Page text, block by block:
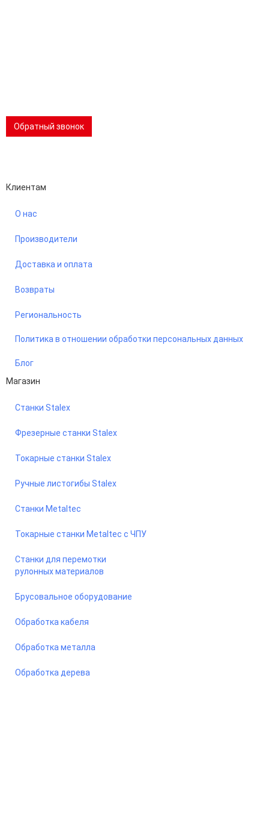
Обратный звонок
Клиентам
О нас
Производители
Доставка и оплата
Возвраты
Региональность
Политика в отношении обработки персональных данных
Блог
Магазин
Станки Stalex
Фрезерные станки Stalex
Токарные станки Stalex
Ручные листогибы Stalex
Станки Metaltec
Токарные станки Metaltec с ЧПУ
Станки для перемотки
рулонных материалов
Брусовальное оборудование
Обработка кабеля
Обработка металла
Обработка дерева